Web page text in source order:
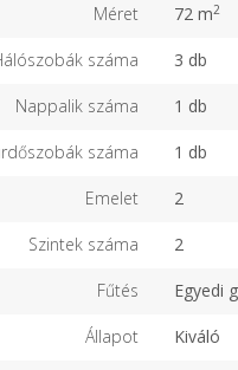
Méret 72 m2
száma 3 db
Nappalik száma 1 db
száma 1 db
Emelet 2
Szintek száma 2
Fűtés Egyedi
Állapot Kiváló